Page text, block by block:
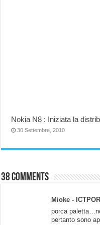
Nokia N8 : Iniziata la
30 Settembre, 2010
38 comments
Mioke -
porca
pertanto sono